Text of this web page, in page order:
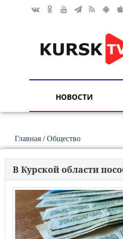
НОВОСТИ
Главная /Общество
В Курской области